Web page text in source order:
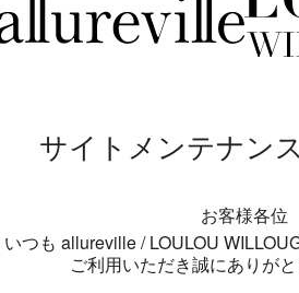
サイトメンテナン
お客様各位
いつも allureville / LOULOU
ご利用いただき誠にありがと